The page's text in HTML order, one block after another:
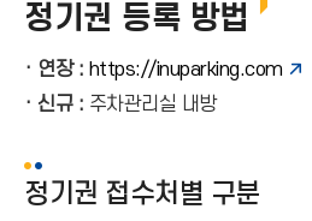
정기권 등록 방법
· 연장 : https://inuparking.com
· 신규 : 주차관리실 내방
정기권 접수처별 구분